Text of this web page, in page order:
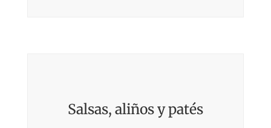
Salsas, aliños y patés